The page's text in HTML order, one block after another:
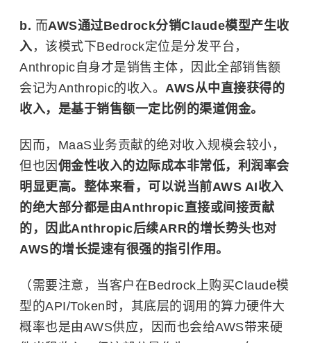
b. 而AWS通过Bedrock分销Claude模型产生收
入 ，该模式下Bedrock定位是分发平台，
Anthropic自身才是销售主体，因此全部销售额
会记为Anthropic的收入。 AWS从中直接获得的
收入，是基于销售额一定比例的渠道佣金。
因而，MaaS业务贡献的绝对收入规模会较小，
但也因 佣金性收入的边际成本非常低，利润率会
明显更高。整体来看，可以说当前AWS AI收入
的绝大部分都是由Anthropic直接或间接贡献
的，因此Anthropic后续ARR的增长势头也对
AWS的增长提速有很强的指引作用。
（需要注意，当客户在Bedrock上购买Claude模
型的API/Token时，其底层的调用的算力硬件大
概率也是由AWS供应，因而也会给AWS带来硬